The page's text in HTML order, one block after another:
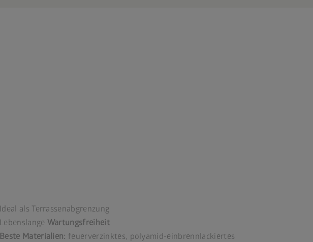
Ideal als Terrassenabgrenzung
Lebenslange Wartungsfreiheit
Beste Materialien: feuerverzinktes, polyamid-einbrennlackiertes